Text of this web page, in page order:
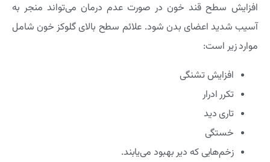
افزایش سطح قند خون در صورت عدم درمان می‌تواند منجر به
آسیب شدید اعضای بدن شود. علائم سطح بالای گلوکز خون شامل
موارد زیر است:
افزایش تشنگی
تکرر ادرار
تاری دید
خستگی
زخم‌هایی که دیر بهبود می‌یابند.